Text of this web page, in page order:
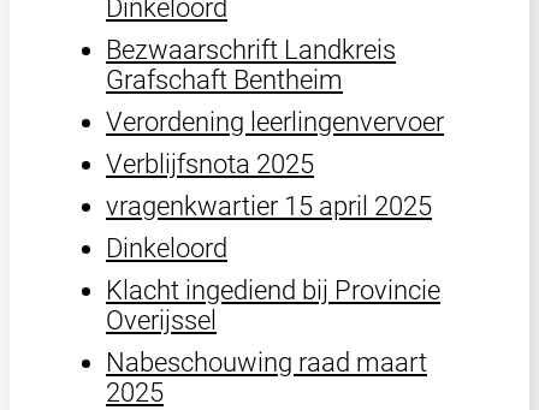
Dinkeloord
Bezwaarschrift Landkreis
Grafschaft Bentheim
Verordening leerlingenvervoer
Verblijfsnota 2025
vragenkwartier 15 april 2025
Dinkeloord
Klacht ingediend bij Provincie
Overijssel
Nabeschouwing raad maart
2025